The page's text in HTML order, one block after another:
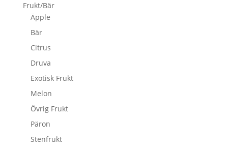
Frukt/Bär
Äpple
Bär
Citrus
Druva
Exotisk Frukt
Melon
Övrig Frukt
Päron
Stenfrukt